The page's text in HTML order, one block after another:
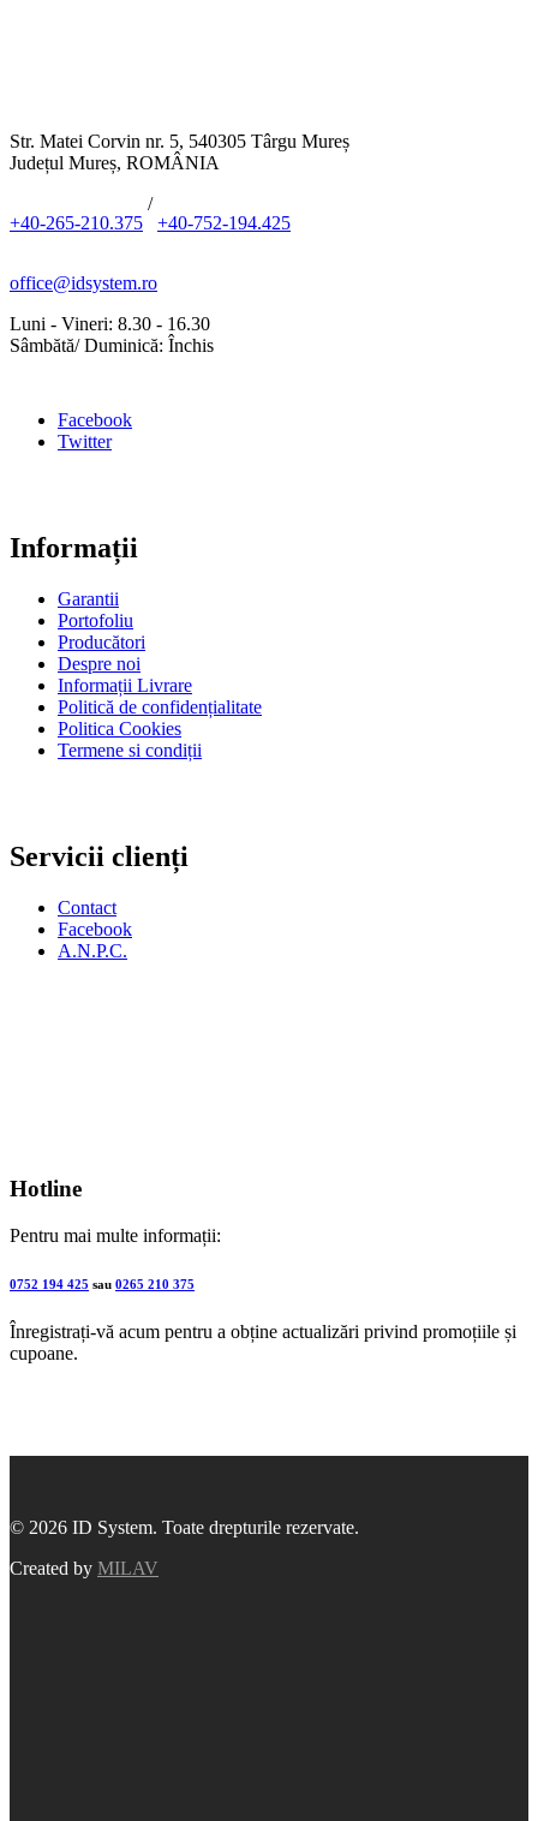
Str. Matei Corvin nr. 5, 540305 Târgu Mureș
Județul Mureș, ROMÂNIA
+40-265-210.375
/
+40-752-194.425
office@idsystem.ro
Luni - Vineri: 8.30 - 16.30
Sâmbătă/ Duminică: Închis
Facebook
Twitter
Informații
Garantii
Portofoliu
Producători
Despre noi
Informații Livrare
Politică de confidențialitate
Politica Cookies
Termene si condiții
Servicii clienți
Contact
Facebook
A.N.P.C.
Hotline
Pentru mai multe informații:
0752 194 425 sau 0265 210 375
Înregistrați-vă acum pentru a obține actualizări privind promoțiile și
cupoane.
© 2026 ID System. Toate drepturile rezervate.
Created by MILAV